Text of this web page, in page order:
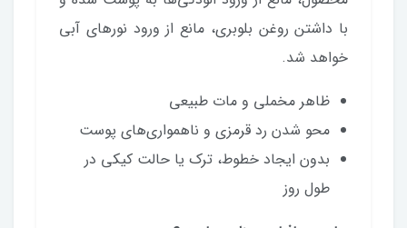
با داشتن روغن بلوبری، مانع از ورود نور‌های آبی
خواهد شد.
ظاهر مخملی و مات طبیعی
محو شدن رد قرمزی و ناهمواری‌های پوست
بدون ایجاد خطوط، ترک یا حالت کیکی در
طول روز